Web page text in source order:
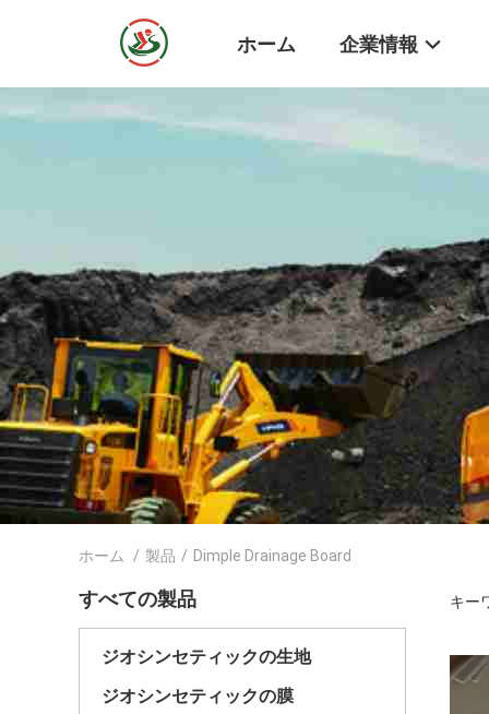
ホーム 企業情報
ホーム / 製品 / Dimple Drainage Board
すべての製品
ジオシンセティックの生地
ジオシンセティックの膜
キー